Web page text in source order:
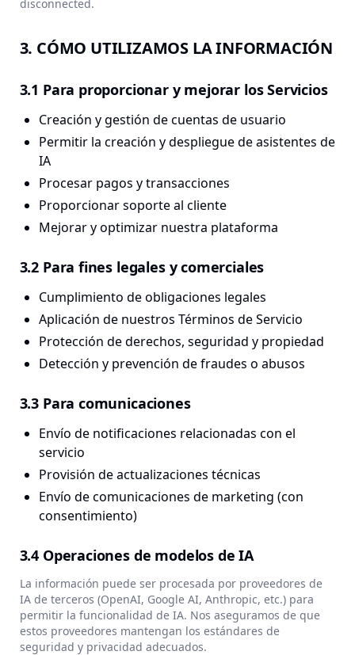
disconnected.
3. CÓMO UTILIZAMOS LA INFORMACIÓN
3.1 Para proporcionar y mejorar los Servicios
Creación y gestión de cuentas de usuario
Permitir la creación y despliegue de asistentes de
IA
Procesar pagos y transacciones
Proporcionar soporte al cliente
Mejorar y optimizar nuestra plataforma
3.2 Para fines legales y comerciales
Cumplimiento de obligaciones legales
Aplicación de nuestros Términos de Servicio
Protección de derechos, seguridad y propiedad
Detección y prevención de fraudes o abusos
3.3 Para comunicaciones
Envío de notificaciones relacionadas con el
servicio
Provisión de actualizaciones técnicas
Envío de comunicaciones de marketing (con
consentimiento)
3.4 Operaciones de modelos de IA
La información puede ser procesada por proveedores de
IA de terceros (OpenAI, Google AI, Anthropic, etc.) para
permitir la funcionalidad de IA. Nos aseguramos de que
estos proveedores mantengan los estándares de
seguridad y privacidad adecuados.